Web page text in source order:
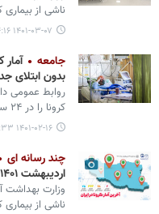
ناشی از بیماری
۱۴۰۱-۰۳-۰۷ ۱۴:۱۶
جامعه
بدون ابتلای
روابط عمومی
کرونا را در ۲۴ ساعت گذشته اعلام کرد.
۱۴۰۱-۰۲-۱۶ ۱۰:۳۳
چند رسانه ای
اردیبهشت ۱۴۰۱) + وضعیت شهرهای کشور
وزارت بهداشت
ناشی از